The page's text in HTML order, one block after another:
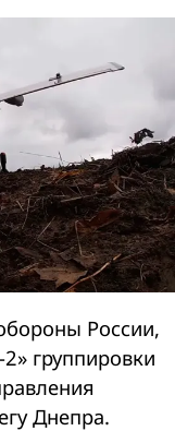
России,
группировки
Днепра.